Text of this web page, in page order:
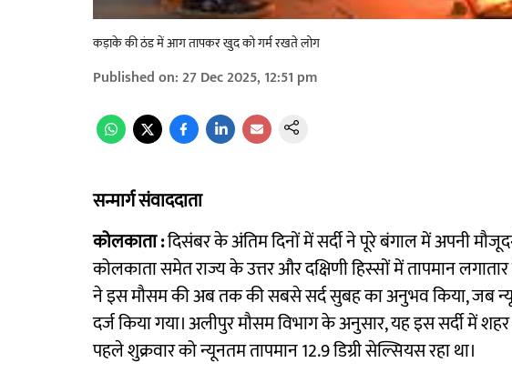
कड़ाके की ठंड में आग तापकर खुद को गर्म रखते लोग
Published on:27 Dec 2025, 12:51 pm
सन्मार्ग संवाददाता
कोलकाता :दिसंबर के अंतिम दिनों में सर्दी ने पूरे बंगाल में अपनी
कोलकाता समेत राज्य के उत्तर और दक्षिणी हिस्सों में तापमान
ने इस मौसम की अब तक की सबसे सर्द सुबह का अनुभव किया, जब
दर्ज किया गया। अलीपुर मौसम विभाग के अनुसार, यह इस सर्दी में
पहले शुक्रवार को न्यूनतम तापमान 12.9 डिग्री सेल्सियस रहा था।